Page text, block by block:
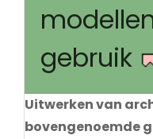
gebruik
Uitwerken van
bovengenoemde